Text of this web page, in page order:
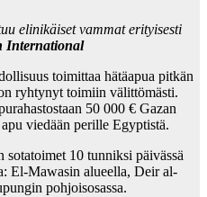
elinikäiset vammat erityisesti
International
toimittaa hätäapua pitkän
ryhtynyt toimiin välittömästi.
50 000 € Gazan
viedään perille Egyptistä.
sotatoimet 10 tunniksi päivässä
El-Mawasin alueella, Deir al-
pohjoisosassa.